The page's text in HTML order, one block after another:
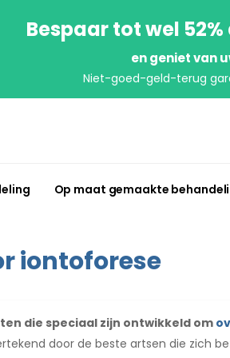
Bespaar tot wel
en geniet van
Niet-goed-geld-terug
Op maat gemaakte
iontoforese
die speciaal zijn ontwikkeld om
door de beste artsen die zich